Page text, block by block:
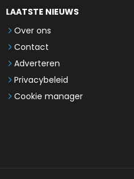
LAATSTE NIEUWS
Over ons
Contact
Adverteren
Privacybeleid
Cookie manager